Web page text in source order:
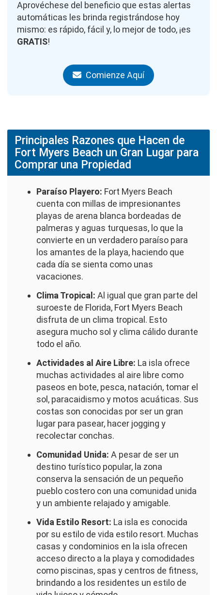
Aprovéchese del beneficio que estas alertas
automáticas les brinda registrándose hoy
mismo: es rápido, fácil y, lo mejor de todo, ¡es
GRATIS!
Comienze Aquí
Principales Razones que Hacen de
Fort Myers Beach un Gran Lugar para
Comprar una Propiedad
Paraíso Playero: Fort Myers Beach
cuenta con millas de impresionantes
playas de arena blanca bordeadas de
palmeras y aguas turquesas, lo que la
convierte en un verdadero paraíso para
los amantes de la playa, haciendo que
cada día se sienta como unas
vacaciones.
Clima Tropical: Al igual que gran parte del
suroeste de Florida, Fort Myers Beach
disfruta de un clima tropical. Esto
asegura mucho sol y clima cálido durante
todo el año.
Actividades al Aire Libre: La isla ofrece
muchas actividades al aire libre como
paseos en bote, pesca, natación, tomar el
sol, paracaidismo y motos acuáticas. Sus
costas son conocidas por ser un gran
lugar para pasear, hacer jogging y
recolectar conchas.
Comunidad Unida: A pesar de ser un
destino turístico popular, la zona
conserva la sensación de un pequeño
pueblo costero con una comunidad unida
y un ambiente relajado y amigable.
Vida Estilo Resort: La isla es conocida
por su estilo de vida estilo resort. Muchas
casas y condominios en la isla ofrecen
acceso directo a la playa y comodidades
como piscinas, spas y centros de fitness,
brindando a los residentes un estilo de